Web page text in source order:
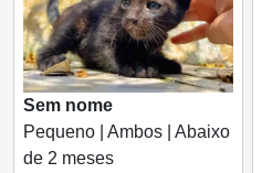
Sem nome
Pequeno | Ambos | Abaixo
de 2 meses